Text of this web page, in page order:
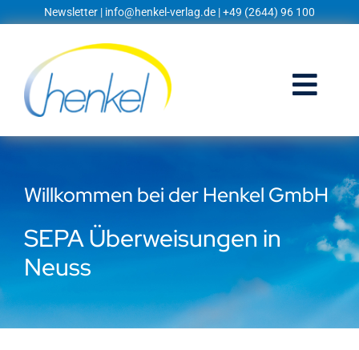
Inhalt
Newsletter | info@henkel-verlag.de | +49 (2644) 96 100
Startseite
Shop
Blog
Prospekte
Techniklexikon
Willkommen bei der Henkel GmbH
SEPA Überweisungen in
Neuss